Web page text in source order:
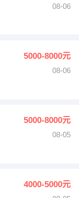
08-06
5000-8000元
08-06
5000-8000元
08-05
4000-5000元